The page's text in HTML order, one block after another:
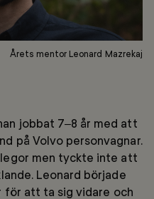
Årets mentor Leonard Mazrekaj
jobbat 7–8 år med att
på Volvo personvagnar.
men tyckte inte att
Leonard började
att ta sig vidare och